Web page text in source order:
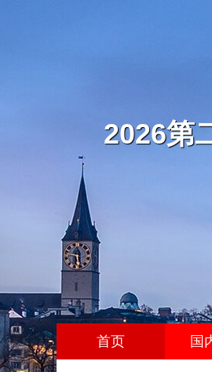
2026第
首页 国